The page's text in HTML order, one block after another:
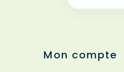
Mon compte